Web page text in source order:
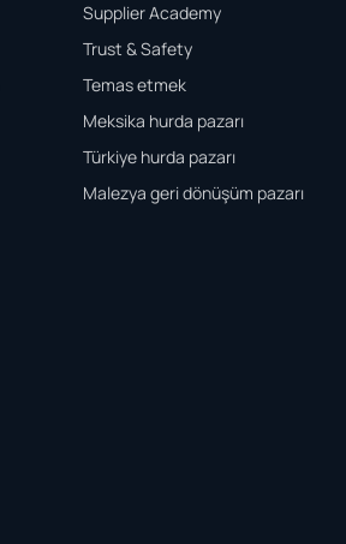
Supplier Academy
Trust & Safety
Temas etmek
Meksika hurda pazarı
Türkiye hurda pazarı
Malezya geri dönüşüm pazarı